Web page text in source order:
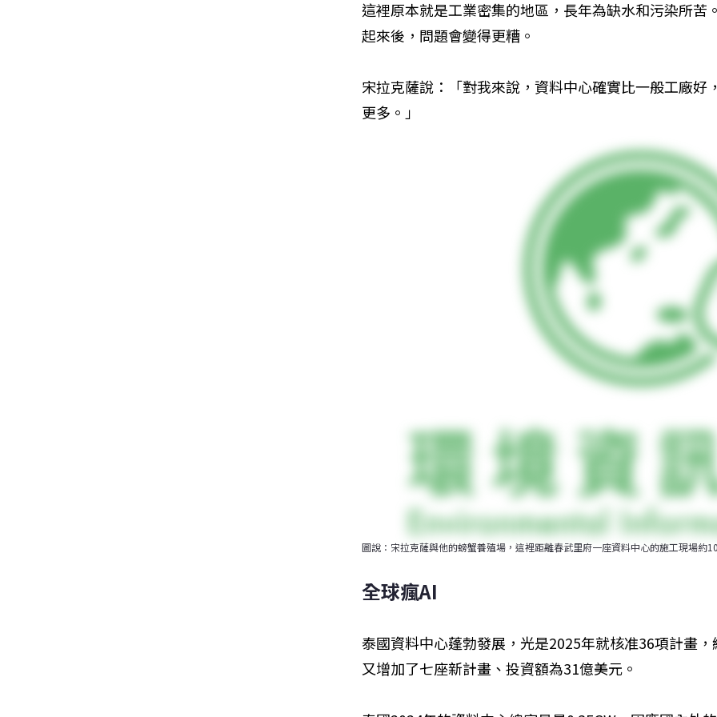
這裡原本就是工業密集的地區，長年為缺水和污染所苦
起來後，問題會變得更糟。
宋拉克薩說：「對我來說，資料中心確實比一般工廠好
更多。」
圖說：宋拉克薩與他的螃蟹養殖場，這裡距離春武里府一座資料中心的施工現場
全球瘋AI
泰國資料中心蓬勃發展，光是2025年就核准36項計畫
又增加了七座新計畫、投資額為31億美元。